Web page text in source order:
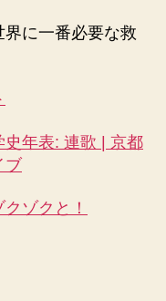
に一番必要な救
年表: 連歌 | 京都
ブ
ゾクと！